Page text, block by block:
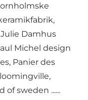
Damhus
Michel design
Panier des
of sweden ......